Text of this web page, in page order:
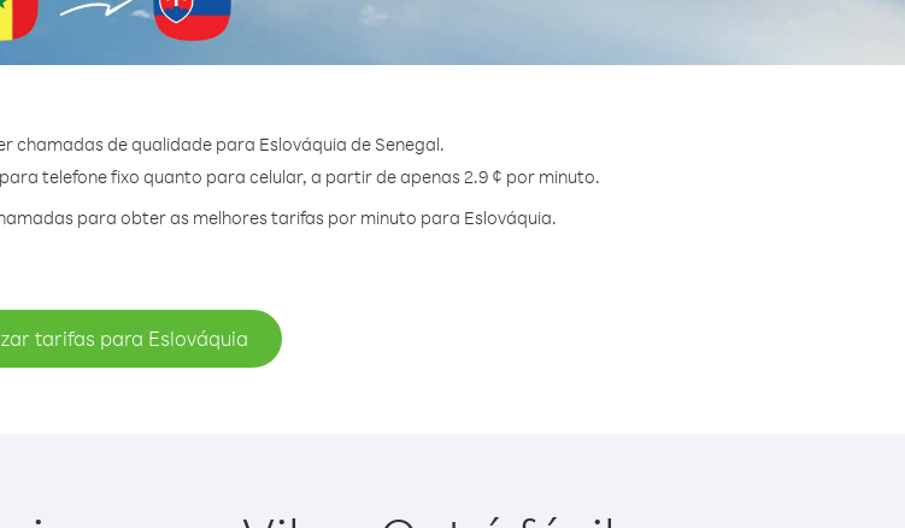
chamadas de qualidade para Eslováquia de Senegal.
telefone fixo quanto para celular, a partir de apenas 2.9 ¢ por minuto.
para obter as melhores tarifas por minuto para Eslováquia.
tarifas para Eslováquia